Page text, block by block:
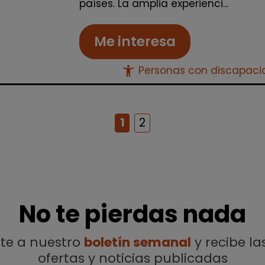
países. La amplia experienci...
Me interesa
accessibility_new Personas con
1 2
No te pierdas nada
a nuestro boletín semanal y recibe
ofertas y noticias publicadas